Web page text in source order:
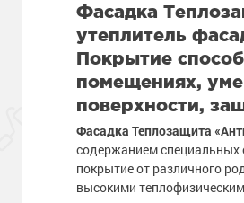
Фасадка
утеплитель
Покрытие
помещениях,
поверхности,
Фасадка Теплозащита
содержанием специальных
покрытие от различного
высокими